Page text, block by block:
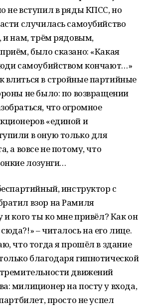
не вступил в ряды КПСС, но
случилась самоубийство
и нам, трём рядовым,
было сказано: «Какая
самоубийством кончают…»
влиться в стройные партийные
не было: по возвращении
что огромное
«единой и
в оную только для
а вовсе не потому, что
лозунги…
инструктор с
взор на Рамиля
и кого ты ко мне привёл? Как он
– читалось на его лице.
что тогда я прошёл в здание
благодаря гипнотической
движений
милиционер на посту у входа,
просто не успел